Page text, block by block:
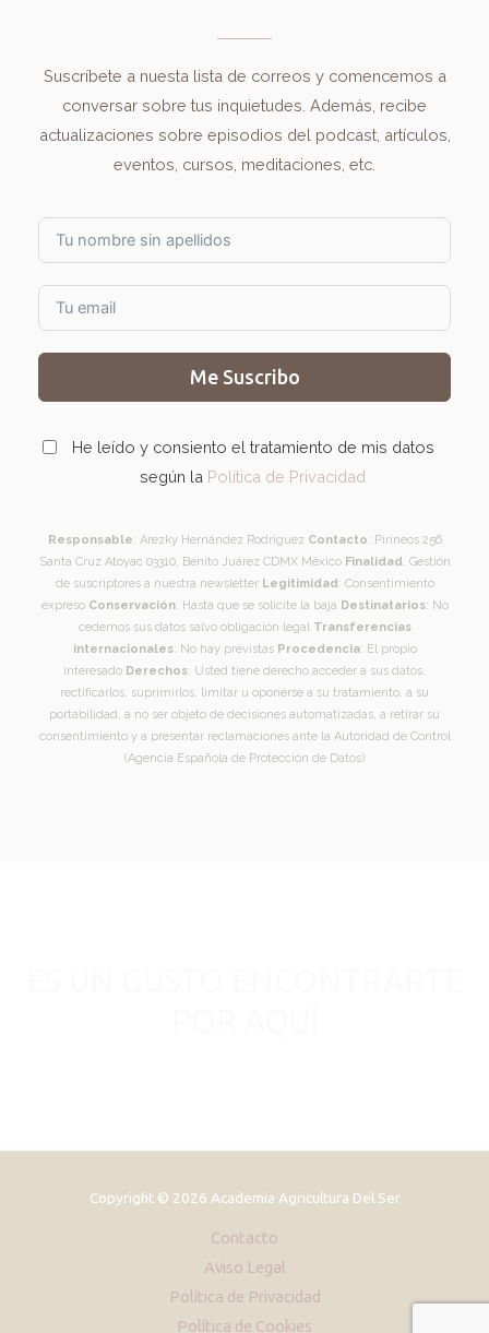
Suscríbete a nuesta lista de correos y comencemos a
conversar sobre tus inquietudes. Además, recibe
actualizaciones sobre episodios del podcast, artículos,
eventos, cursos, meditaciones, etc.
Me Suscribo
He leído y consiento el tratamiento de mis datos
según la Política de Privacidad
Responsable: Arezky Hernández Rodríguez Contacto: Pirineos 256
Santa Cruz Atoyac 03310, Benito Juárez CDMX México Finalidad: Gestión
de suscriptores a nuestra newsletter Legitimidad: Consentimiento
expreso Conservación: Hasta que se solicite la baja Destinatarios: No
cedemos sus datos salvo obligación legal Transferencias
internacionales: No hay previstas Procedencia: El propio
interesado Derechos: Usted tiene derecho acceder a sus datos,
rectificarlos, suprimirlos, limitar u oponerse a su tratamiento, a su
portabilidad, a no ser objeto de decisiones automatizadas, a retirar su
consentimiento y a presentar reclamaciones ante la Autoridad de Control
(Agencia Española de Protección de Datos)
Copyright © 2026 Academia Agricultura Del Ser
Contacto
Aviso Legal
Política de Privacidad
Política de Cookies